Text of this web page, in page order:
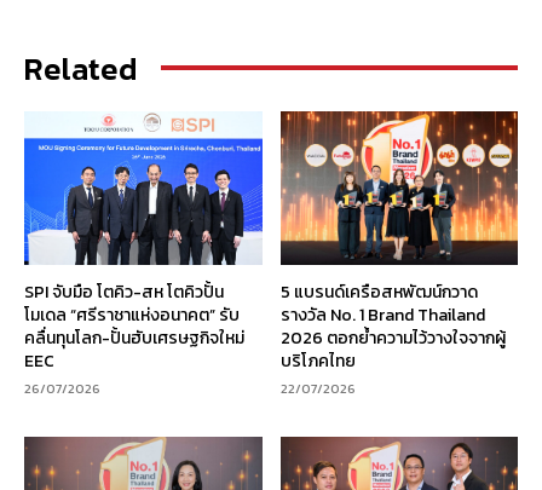
Related
SPI จับมือ โตคิว-สห โตคิวปั้น
โมเดล “ศรีราชาแห่งอนาคต” รับ
คลื่นทุนโลก-ปั้นฮับเศรษฐกิจใหม่
EEC
26/07/2026
5 แบรนด์เครือสหพัฒน์กวาด
รางวัล No. 1 Brand Thailand
2026 ตอกย้ำความไว้วางใจจากผู้
บริโภคไทย
22/07/2026